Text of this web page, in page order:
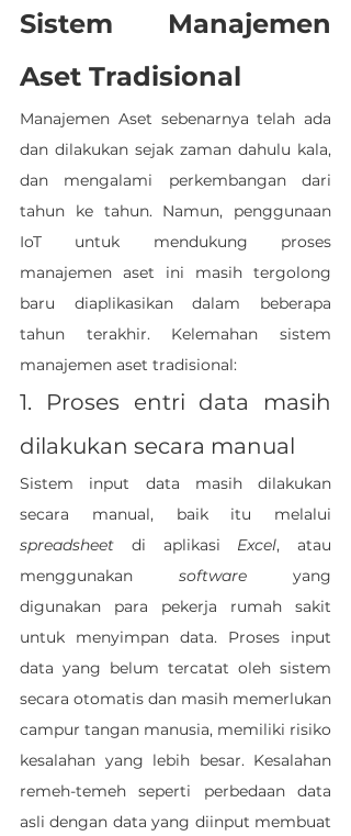
Sistem Manajemen
Aset Tradisional
Manajemen Aset sebenarnya telah ada
dan dilakukan sejak zaman dahulu kala,
dan mengalami perkembangan dari
tahun ke tahun. Namun, penggunaan
IoT untuk mendukung proses
manajemen aset ini masih tergolong
baru diaplikasikan dalam beberapa
tahun terakhir. Kelemahan sistem
manajemen aset tradisional:
1. Proses entri data masih
dilakukan secara manual
Sistem input data masih dilakukan
spreadsheet di aplikasi Excel, atau
menggunakan software yang
digunakan para pekerja rumah sakit
untuk menyimpan data. Proses input
data yang belum tercatat oleh sistem
secara otomatis dan masih memerlukan
campur tangan manusia, memiliki risiko
kesalahan yang lebih besar. Kesalahan
remeh-temeh seperti perbedaan data
asli dengan data yang diinput membuat